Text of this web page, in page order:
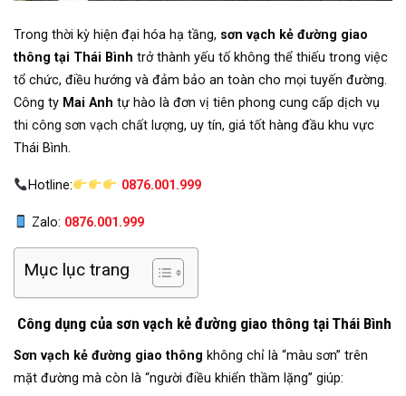
Trong thời kỳ hiện đại hóa hạ tầng, sơn vạch kẻ đường giao
thông tại Thái Bình trở thành yếu tố không thể thiếu trong việc
tổ chức, điều hướng và đảm bảo an toàn cho mọi tuyến đường.
Công ty Mai Anh tự hào là đơn vị tiên phong cung cấp dịch vụ
thi công sơn vạch chất lượng, uy tín, giá tốt hàng đầu khu vực
Thái Bình.
Hotline: 0876.001.999
Zalo: 0876.001.999
Mục lục trang
Công dụng của sơn vạch kẻ đường giao thông tại Thái Bình
Sơn vạch kẻ đường giao thông không chỉ là “màu sơn” trên
mặt đường mà còn là “người điều khiển thầm lặng” giúp: